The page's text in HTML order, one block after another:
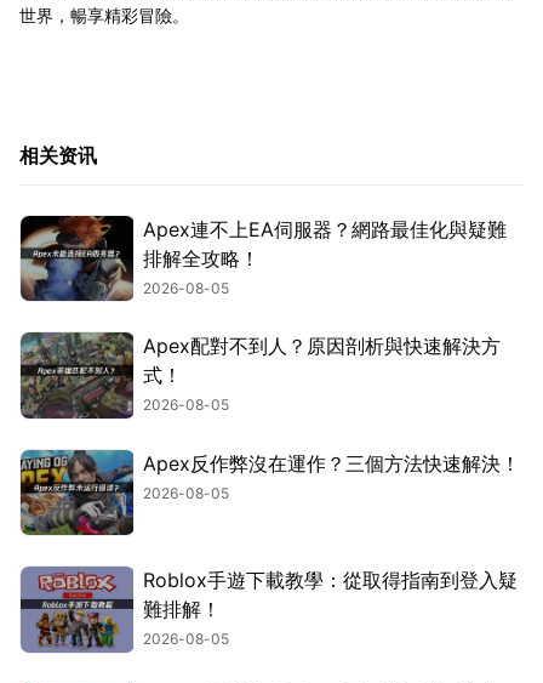
世界，暢享精彩冒險。
相关资讯
Apex連不上EA伺服器？網路最佳化與疑難
排解全攻略！
2026-08-05
Apex配對不到人？原因剖析與快速解決方
式！
2026-08-05
Apex反作弊沒在運作？三個方法快速解決！
2026-08-05
Roblox手遊下載教學：從取得指南到登入疑
難排解！
2026-08-05